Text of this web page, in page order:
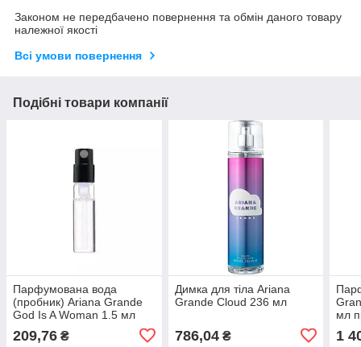
Законом не передбачено повернення та обмін даного товару
належної якості
Всі умови повернення
Подібні товари компанії
Парфумована вода
(пробник) Ariana Grande
God Is A Woman 1.5 мл
209,76 ₴
Димка для тіла Ariana
Grande Cloud 236 мл
786,04₴
мл
1